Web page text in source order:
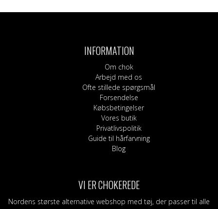
Mulighederne
varesiden
INFORMATION
Om chok
Arbejd med os
Ofte stillede spørgsmål
Forsendelse
Købsbetingelser
Vores butik
Privatlivspolitik
Guide til hårfarvning
Blog
VI ER CHOKEREDE
Nordens største alternative webshop med tøj, der passer til alle